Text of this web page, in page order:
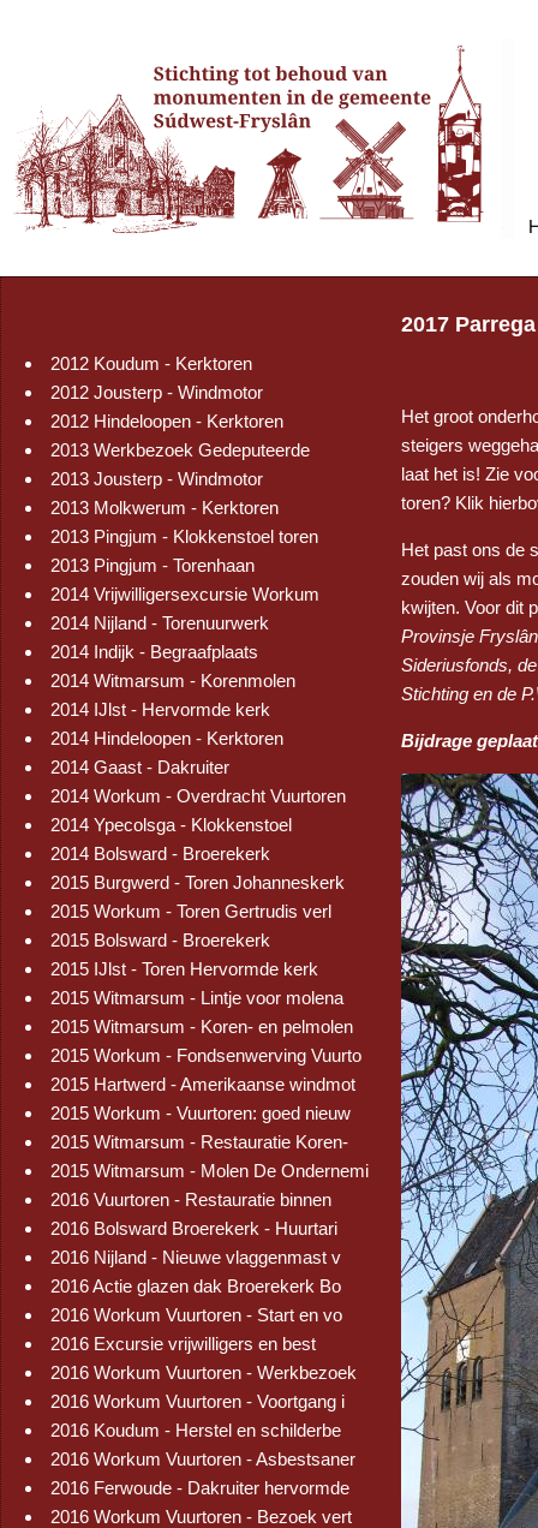
2012 Koudum - Kerktoren
2012 Jousterp - Windmotor
2012 Hindeloopen - Kerktoren
2013 Werkbezoek Gedeputeerde
2013 Jousterp - Windmotor
2013 Molkwerum - Kerktoren
2013 Pingjum - Klokkenstoel toren
2013 Pingjum - Torenhaan
2014 Vrijwilligersexcursie Workum
2014 Nijland - Torenuurwerk
2014 Indijk - Begraafplaats
2014 Witmarsum - Korenmolen
2014 IJlst - Hervormde kerk
2014 Hindeloopen - Kerktoren
2014 Gaast - Dakruiter
2014 Workum - Overdracht Vuurtoren
2014 Ypecolsga - Klokkenstoel
2014 Bolsward - Broerekerk
2015 Burgwerd - Toren Johanneskerk
2015 Workum - Toren Gertrudis verl
2015 Bolsward - Broerekerk
2015 IJlst - Toren Hervormde kerk
2015 Witmarsum - Lintje voor molena
2015 Witmarsum - Koren- en pelmolen
2015 Workum - Fondsenwerving Vuurto
2015 Hartwerd - Amerikaanse windmot
2015 Workum - Vuurtoren: goed nieuw
2015 Witmarsum - Restauratie Koren-
2015 Witmarsum - Molen De Ondernemi
2016 Vuurtoren - Restauratie binnen
2016 Bolsward Broerekerk - Huurtari
2016 Nijland - Nieuwe vlaggenmast v
2016 Actie glazen dak Broerekerk Bo
2016 Workum Vuurtoren - Start en vo
2016 Excursie vrijwilligers en best
2016 Workum Vuurtoren - Werkbezoek
2016 Workum Vuurtoren - Voortgang i
2016 Koudum - Herstel en schilderbe
2016 Workum Vuurtoren - Asbestsaner
2016 Ferwoude - Dakruiter hervormde
2016 Workum Vuurtoren - Bezoek vert
2017
Het groot
steigers
laat het is! Zie
toren? Klik
Het past ons de
zouden wij als
kwijten. Voor dit
Provinsje
Sideriusfonds,
Stichting en de
Bijdrage